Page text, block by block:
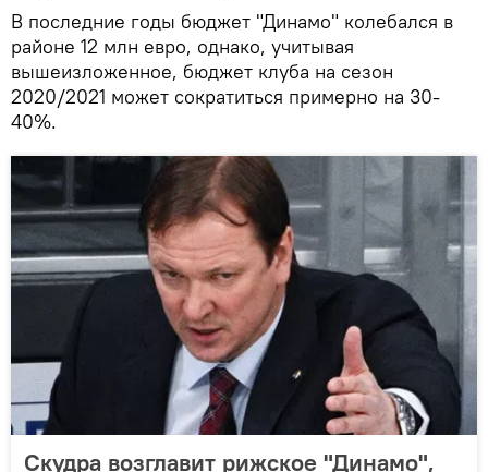
В последние годы бюджет "Динамо" колебался в
районе 12 млн евро, однако, учитывая
вышеизложенное, бюджет клуба на сезон
2020/2021 может сократиться примерно на 30-
40%.
Скудра возглавит рижское "Динамо",